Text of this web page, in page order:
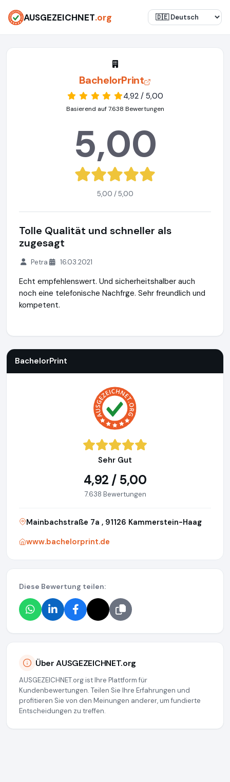
AUSGEZEICHNET.org
BachelorPrint
4,92 / 5,00
Basierend auf 7.638 Bewertungen
5,00
5,00 / 5,00
Tolle Qualität und schneller als
zugesagt
Petra 16.03.2021
Echt empfehlenswert. Und sicherheitshalber auch
noch eine telefonische Nachfrge. Sehr freundlich und
kompetent.
BachelorPrint
Sehr Gut
4,92 / 5,00
7.638 Bewertungen
Mainbachstraße 7a , 91126 Kammerstein-Haag
www.bachelorprint.de
Diese Bewertung teilen:
Über AUSGEZEICHNET.org
AUSGEZEICHNET.org ist Ihre Plattform für
Kundenbewertungen. Teilen Sie Ihre Erfahrungen und
profitieren Sie von den Meinungen anderer, um fundierte
Entscheidungen zu treffen.